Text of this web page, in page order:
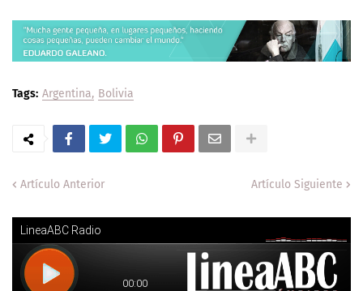
Tags: Argentina Bolivia
Artículo Anterior Artículo Siguiente